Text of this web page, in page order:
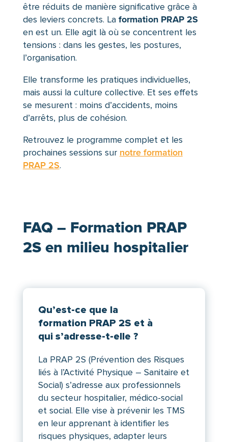
être réduits de manière significative grâce à
des leviers concrets. La formation PRAP 2S
en est un. Elle agit là où se concentrent les
tensions : dans les gestes, les postures,
l’organisation.
Elle transforme les pratiques individuelles,
mais aussi la culture collective. Et ses effets
se mesurent : moins d’accidents, moins
d’arrêts, plus de cohésion.
Retrouvez le programme complet et les
prochaines sessions sur notre formation
PRAP 2S.
FAQ – Formation PRAP
2S en milieu hospitalier
Qu’est-ce que la
formation PRAP 2S et à
qui s’adresse-t-elle ?
La PRAP 2S (Prévention des Risques
liés à l’Activité Physique – Sanitaire et
Social) s’adresse aux professionnels
du secteur hospitalier, médico-social
et social. Elle vise à prévenir les TMS
en leur apprenant à identifier les
risques physiques, adapter leurs